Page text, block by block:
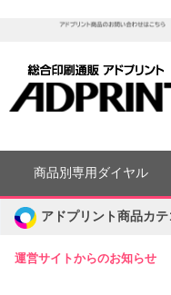
運営サイトからのお知らせ
商品別専用ダイヤル
アドプリント商品カテ